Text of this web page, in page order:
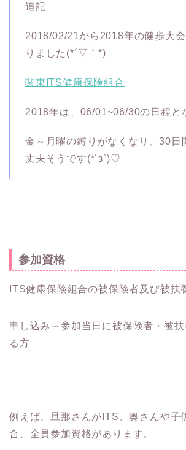
追記
2018/02/21から2018年の健歩大
りました(*´▽｀*)
関東ITS健康保険組合
2018年は、06/01~06/30の日程と
金～月曜の縛りがなくなり、30日
丈夫そうです(*´з`)♡
参加資格
ITS健康保険組合の被保険者及び被扶
申し込み～参加当日に被保険者・被
る方
例えば、旦那さんがITS、奥さんや子
合、全員参加資格があります。